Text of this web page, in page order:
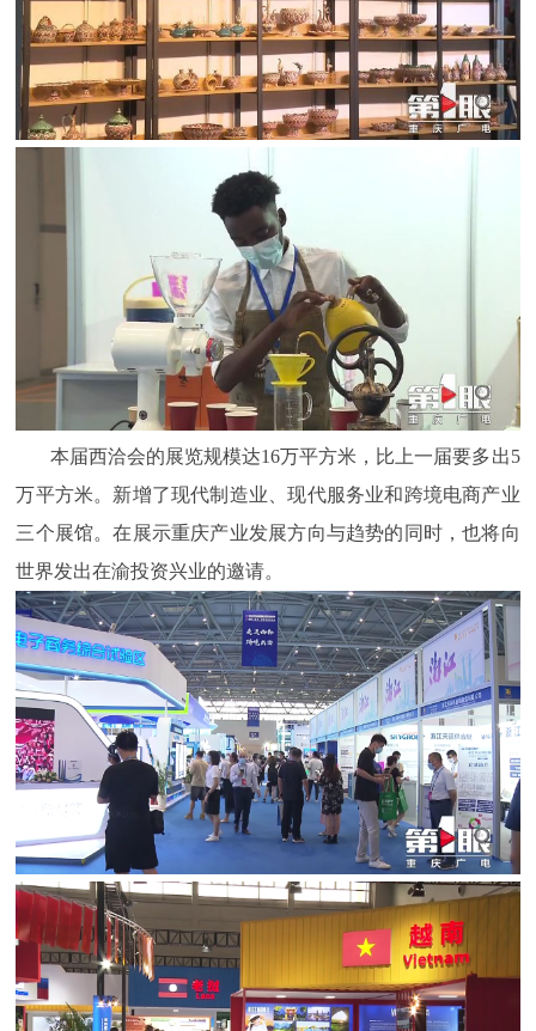
本届西洽会的展览规模达16万平方米，比上一届要多出5
万平方米。新增了现代制造业、现代服务业和跨境电商产业
三个展馆。在展示重庆产业发展方向与趋势的同时，也将向
世界发出在渝投资兴业的邀请。